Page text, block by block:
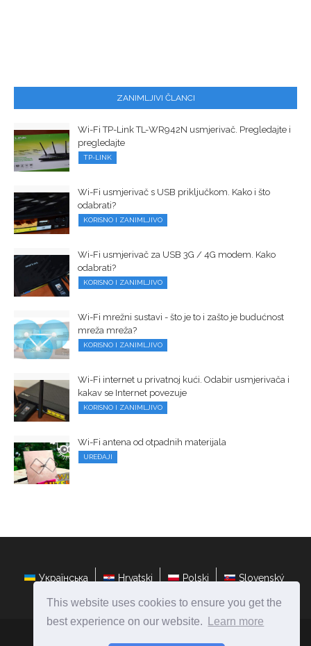
This website uses cookies to ensure you get the
best experience on our website.
Learn more
ZANIMLJIVI ČLANCI
Wi-Fi TP-Link TL-WR942N usmjerivač. Pregledajte i
pregledajte
TP-LINK
Wi-Fi usmjerivač s USB priključkom. Kako i što
odabrati?
KORISNO I ZANIMLJIVO
Wi-Fi usmjerivač za USB 3G / 4G modem. Kako
odabrati?
KORISNO I ZANIMLJIVO
Wi-Fi mrežni sustavi - što je to i zašto je budućnost
mreža mreža?
KORISNO I ZANIMLJIVO
Wi-Fi internet u privatnoj kući. Odabir usmjerivača i
kakav se Internet povezuje
KORISNO I ZANIMLJIVO
Wi-Fi antena od otpadnih materijala
UREĐAJI
Українська Hrvatski Polski Slovenský
hr.ateasyday.com Ⓒ2026